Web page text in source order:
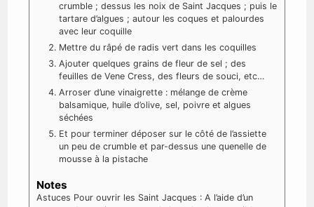
crumble ; dessus les noix de Saint Jacques ; puis le
tartare d’algues ; autour les coques et palourdes
avec leur coquille
Mettre du râpé de radis vert dans les coquilles
Ajouter quelques grains de fleur de sel ; des
feuilles de Vene Cress, des fleurs de souci, etc…
Arroser d’une vinaigrette : mélange de crème
balsamique, huile d’olive, sel, poivre et algues
séchées
Et pour terminer déposer sur le côté de l’assiette
un peu de crumble et par-dessus une quenelle de
mousse à la pistache
Notes
Astuces Pour ouvrir les Saint Jacques : A l’aide d’un